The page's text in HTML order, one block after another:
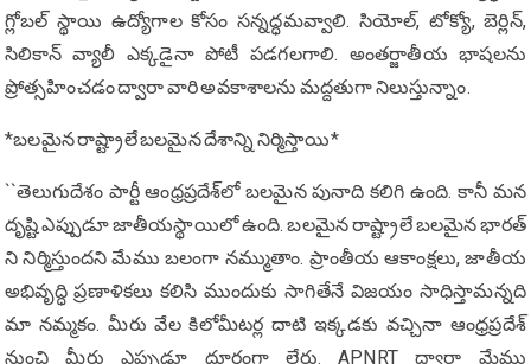
గ్లోబల్ స్థాయి ఉద్యోగాల కోసం సన్నద్ధమవ్వాలి. సియోల్, టోక్యో, బెర్లిన్,
సిలికాన్ వ్యాలీ ఎక్కడైనా పోటీ పడగలగాలి. అంతర్జాతీయ భాషలను
ప్రోత్సహించడం ద్వారా వారి అవకాశాలను మ‌ద్ద‌తుగా నిలుస్తున్నాం.
*బలమైన రాష్ట్రాలే బలమైన దేశాన్ని నిర్మిస్తాయి*
``తెలుగుదేశం పార్టీ ఆంధ్రప్రదేశ్‌లో బలమైన పునాది కలిగి ఉంది. కానీ మన
దృష్టి ఎప్పుడూ జాతీయస్థాయిలో ఉంది. బలమైన రాష్ట్రాలే బలమైన భారత్‌
ని నిర్మిస్తుందని మేము బలంగా నమ్ముతాం. ప్రాంతీయ ఆకాంక్షలు, జాతీయ
అభివృద్ధి ప్రణాళికలు కలిసి ముందుకు సాగితేనే విజయం సాధిస్తామన్నది
మా నమ్మకం. మీరు వేల కిలోమీటర్ల దాటి ఇక్కడకు వచ్చినా ఆంధ్రప్రదేశ్‌
నుంచి మీరు ఎప్పుడూ దూరంగా లేరు. APNRT ద్వారా మేము